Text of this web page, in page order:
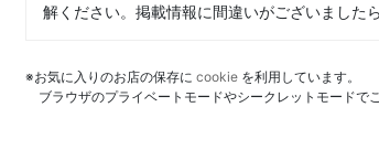
解ください。掲載情報に間違いがございました
※お気に入りのお店の保存に cookie を利用しています。
ブラウザのプライベートモードやシークレットモードで